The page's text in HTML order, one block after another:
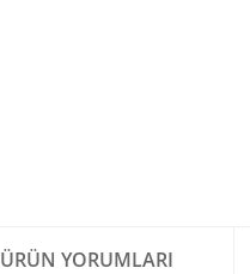
ÜRÜN YORUMLARI